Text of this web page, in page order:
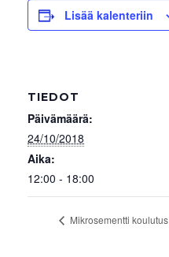
Lisää kalenteriin
TIEDOT
Päivämäärä:
24/10/2018
Aika:
12:00 - 18:00
Mikrosementti koulutus